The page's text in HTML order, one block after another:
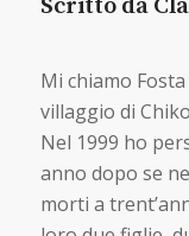
Scritto da
Mi chiamo
villaggio di
Nel 1999 ho
anno dopo se
morti a